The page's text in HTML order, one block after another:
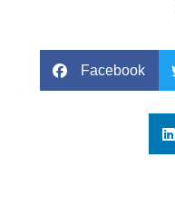
Facebook